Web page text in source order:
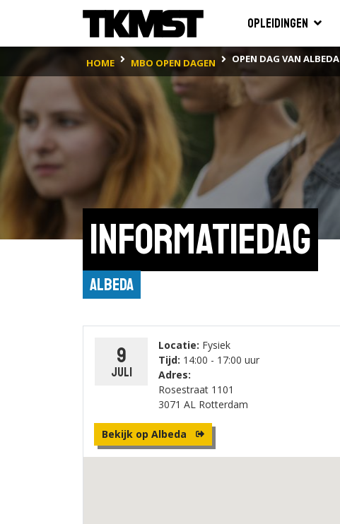
Opleidingen
HOME MBO OPEN DAGEN OPEN DAG VAN ALBEDA
Informatiedag
Albeda
9
juli
Locatie: Fysiek
Tijd: 14:00 - 17:00 uur
Adres:
Rosestraat 1101
3071 AL Rotterdam
Bekijk op Albeda